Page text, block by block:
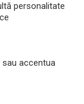
personalitate
sau accentua